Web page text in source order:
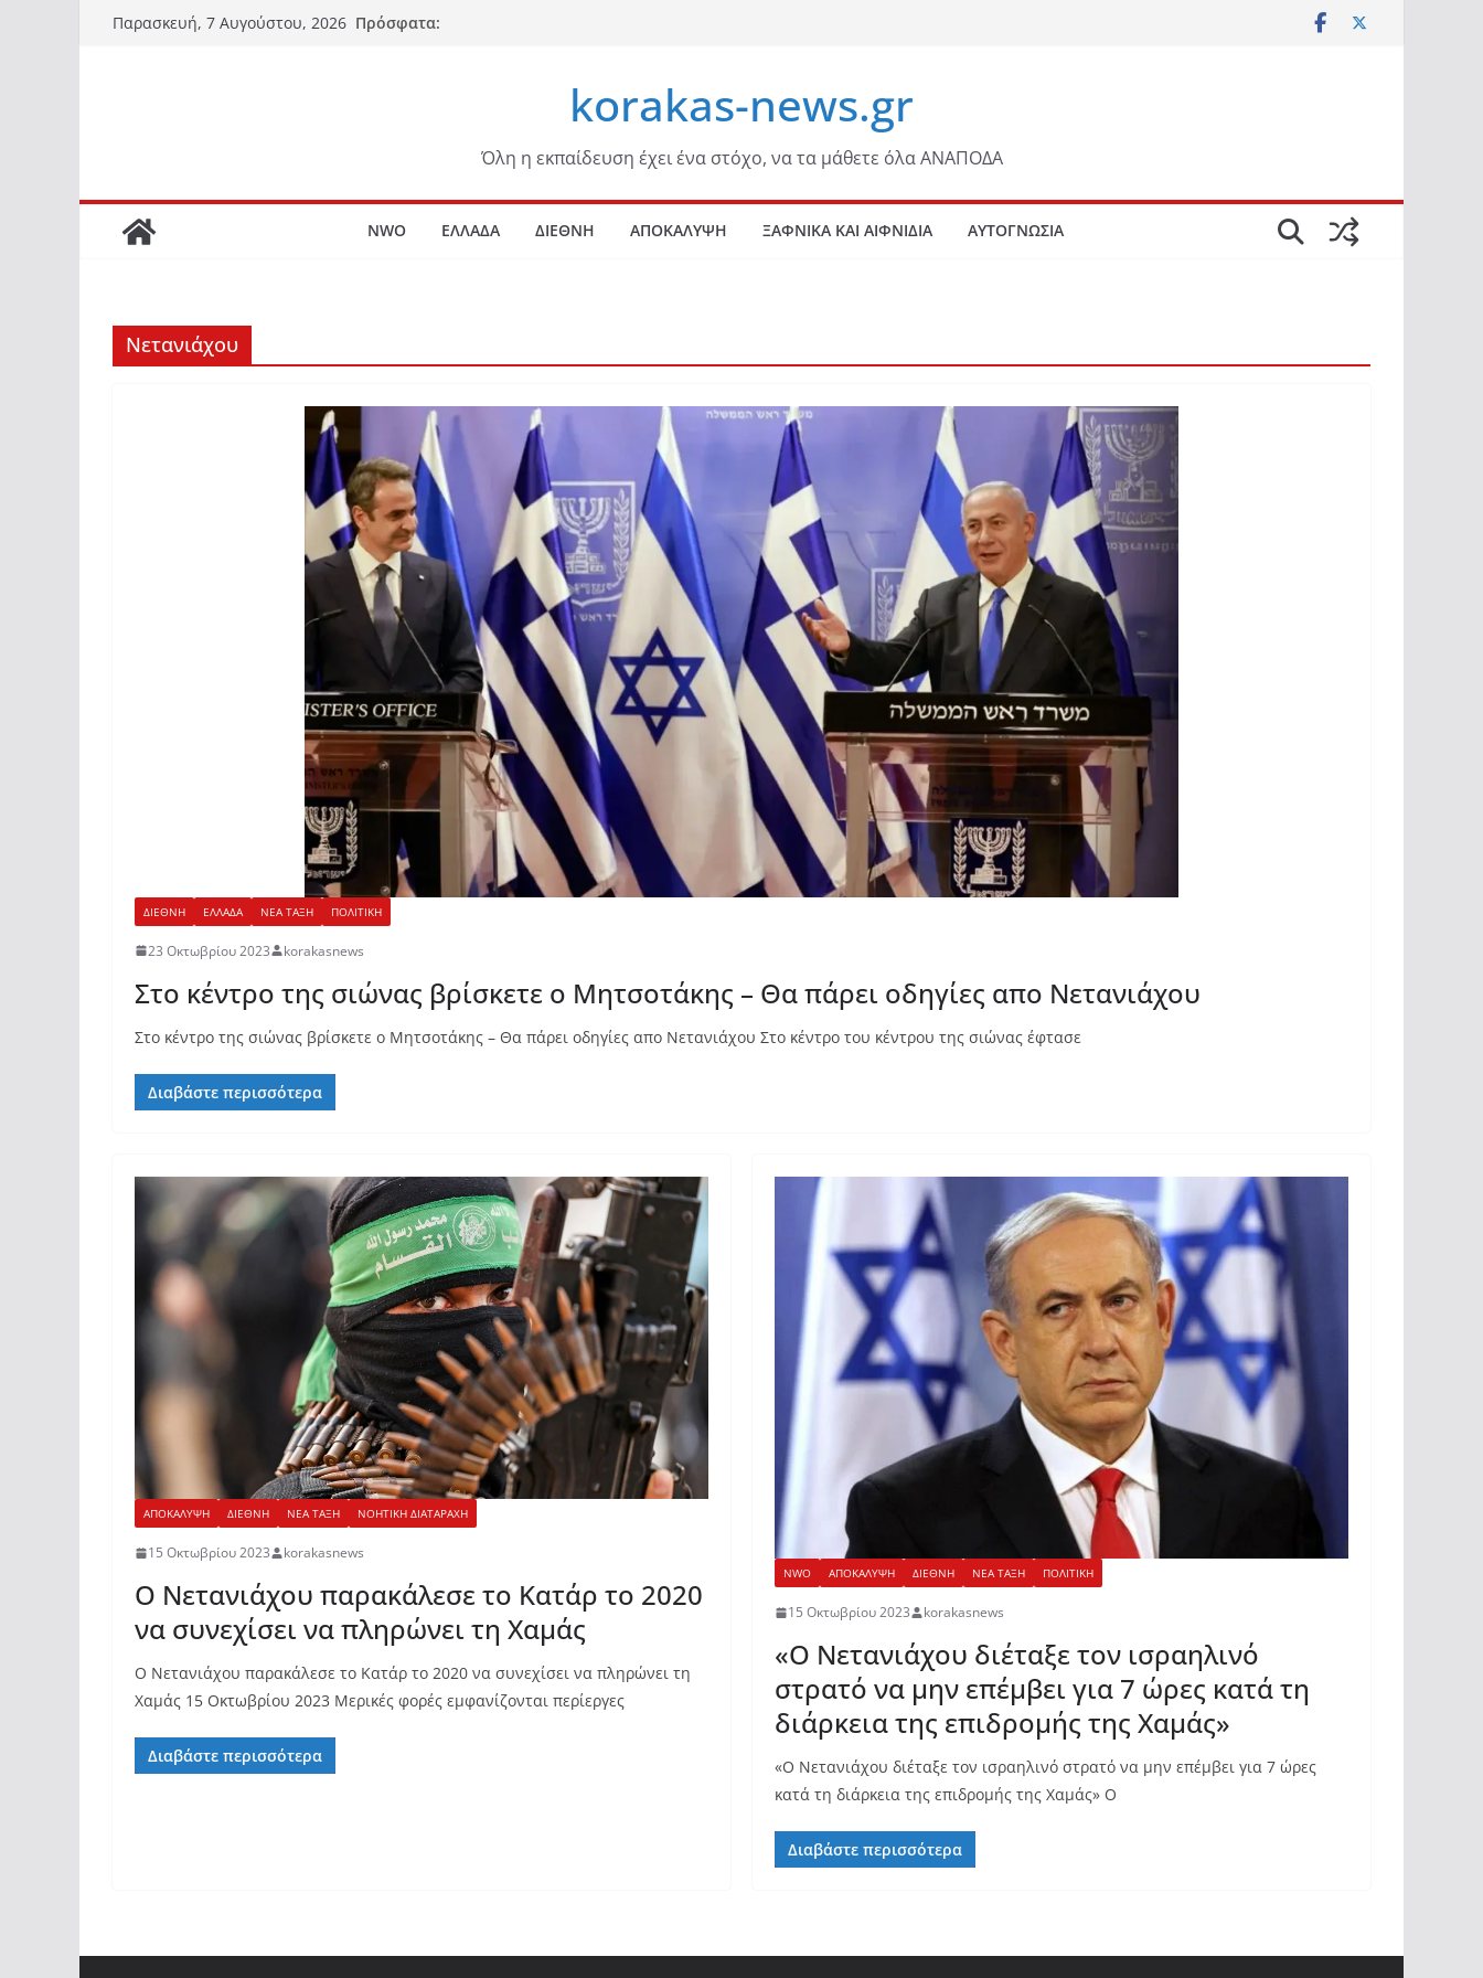
Μετάβαση
Παρασκευή, 7 Αυγούστου, 2026 Πρόσφατα:
korakas-news.gr
Όλη η εκπαίδευση έχει ένα στόχο, να τα μάθετε όλα ΑΝΑΠΟΔΑ
NWO ΕΛΛΑΔΑ ΔΙΕΘΝΗ ΑΠΟΚΑΛΥΨΗ ΞΑΦΝΙΚΑ ΚΑΙ ΑΙΦΝΙΔΙΑ ΑΥΤΟΓΝΩΣΙΑ
Νετανιάχου
ΔΙΕΘΝΗ ΕΛΛΑΔΑ ΝΕΑ ΤΑΞΗ ΠΟΛΙΤΙΚΗ
23 Οκτωβρίου 2023 korakasnews
Στο κέντρο της σιώνας βρίσκετε ο Μητσοτάκης – Θα πάρει οδηγίες απο Νετανιάχου
Στο κέντρο της σιώνας βρίσκετε ο Μητσοτάκης – Θα πάρει οδηγίες απο Νετανιάχου Στο κέντρο του κέντρου της σιώνας έφτασε
Διαβάστε περισσότερα
ΑΠΟΚΑΛΥΨΗ ΔΙΕΘΝΗ ΝΕΑ ΤΑΞΗ ΝΟΗΤΙΚΗ ΔΙΑΤΑΡΑΧΗ
15 Οκτωβρίου 2023 korakasnews
Ο Νετανιάχου παρακάλεσε το Κατάρ το 2020
να συνεχίσει να πληρώνει τη Χαμάς
Ο Νετανιάχου παρακάλεσε το Κατάρ το 2020 να συνεχίσει να πληρώνει τη
Χαμάς 15 Οκτωβρίου 2023 Μερικές φορές εμφανίζονται περίεργες
Διαβάστε περισσότερα
NWO ΑΠΟΚΑΛΥΨΗ ΔΙΕΘΝΗ ΝΕΑ ΤΑΞΗ ΠΟΛΙΤΙΚΗ
15 Οκτωβρίου 2023 korakasnews
«Ο Νετανιάχου διέταξε τον ισραηλινό
στρατό να μην επέμβει για 7 ώρες κατά τη
διάρκεια της επιδρομής της Χαμάς»
«Ο Νετανιάχου διέταξε τον ισραηλινό στρατό να μην επέμβει για 7 ώρες
κατά τη διάρκεια της επιδρομής της Χαμάς» Ο
Διαβάστε περισσότερα